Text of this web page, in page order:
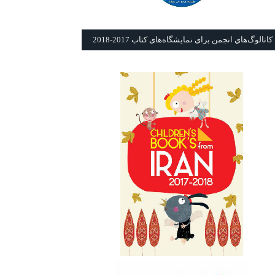
كاتالوگ‌هاي انجمن برای نمايشگاه‌های كتاب 2017-2018